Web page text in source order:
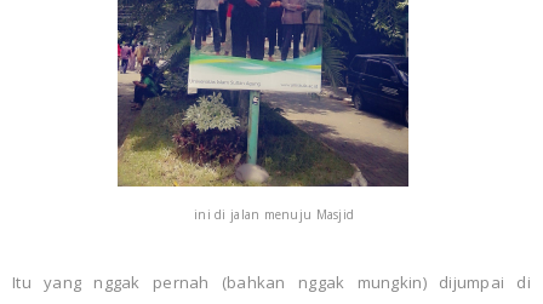
ini di jalan menuju Masjid
Itu yang nggak pernah (bahkan nggak mungkin) dijumpai di